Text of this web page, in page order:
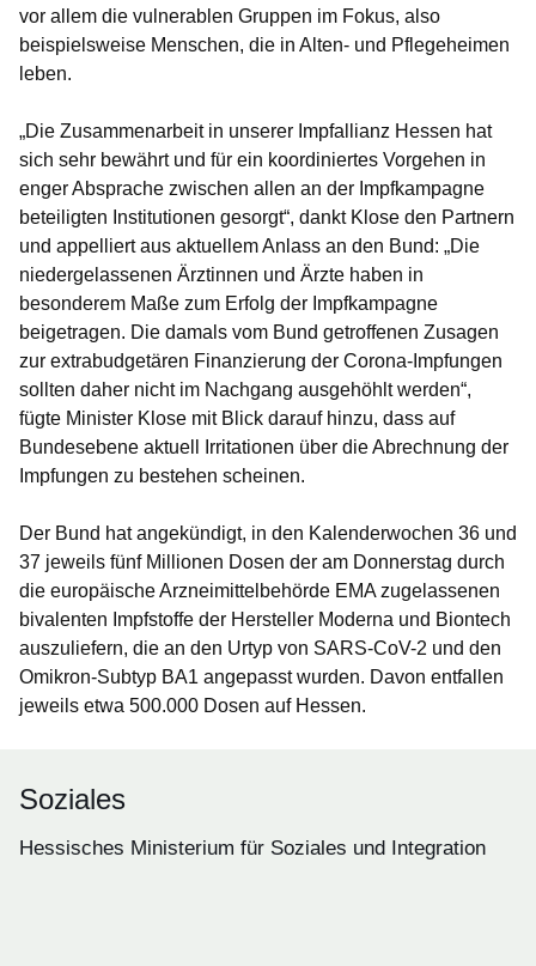
vor allem die vulnerablen Gruppen im Fokus, also
beispielsweise Menschen, die in Alten- und Pflegeheimen
leben.
„Die Zusammenarbeit in unserer Impfallianz Hessen hat
sich sehr bewährt und für ein koordiniertes Vorgehen in
enger Absprache zwischen allen an der Impfkampagne
beteiligten Institutionen gesorgt“, dankt Klose den Partnern
und appelliert aus aktuellem Anlass an den Bund: „Die
niedergelassenen Ärztinnen und Ärzte haben in
besonderem Maße zum Erfolg der Impfkampagne
beigetragen. Die damals vom Bund getroffenen Zusagen
zur extrabudgetären Finanzierung der Corona-Impfungen
sollten daher nicht im Nachgang ausgehöhlt werden“,
fügte Minister Klose mit Blick darauf hinzu, dass auf
Bundesebene aktuell Irritationen über die Abrechnung der
Impfungen zu bestehen scheinen.
Der Bund hat angekündigt, in den Kalenderwochen 36 und
37 jeweils fünf Millionen Dosen der am Donnerstag durch
die europäische Arzneimittelbehörde EMA zugelassenen
bivalenten Impfstoffe der Hersteller Moderna und Biontech
auszuliefern, die an den Urtyp von SARS-CoV-2 und den
Omikron-Subtyp BA1 angepasst wurden. Davon entfallen
jeweils etwa 500.000 Dosen auf Hessen.
Soziales
Hessisches Ministerium für Soziales und Integration